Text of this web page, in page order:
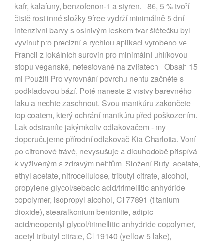
kafr, kalafuny, benzofenon-1 a styren. 86, 5 % tvoří
čistě rostlinné složky 9free vydrží minimálně 5 dní
intenzivní barvy s oslnivým leskem tvar štětečku byl
vyvinut pro precizní a rychlou aplikaci vyrobeno ve
Francii z lokálních surovin pro minimální uhlíkovou
stopu veganské, netestované na zvířatech Obsah 15
ml Použití Pro vyrovnání povrchu nehtu začněte s
podkladovou bází. Poté naneste 2 vrstvy barevného
laku a nechte zaschnout. Svou manikúru zakončete
top coatem, který ochrání manikúru před poškozením.
Lak odstraníte jakýmkoliv odlakovačem - my
doporučujeme přírodní odlakovač Kia Charlotta. Voní
po citronové trávě, nevysušuje a dlouhodobě přispívá
k vyživeným a zdravým nehtům. Složení Butyl acetate,
ethyl acetate, nitrocellulose, tributyl citrate, alcohol,
propylene glycol/sebacic acid/trimellitic anhydride
copolymer, isopropyl alcohol, CI 77891 (titanium
dioxide), stearalkonium bentonite, adipic
acid/neopentyl glycol/trimellitic anhydride copolymer,
acetyl tributyl citrate, CI 19140 (yellow 5 lake),